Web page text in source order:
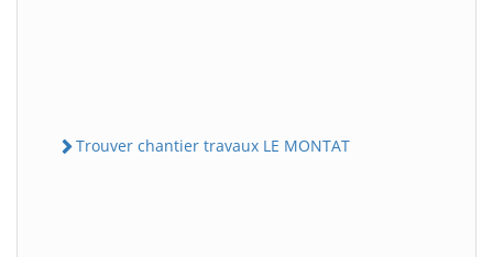
Trouver chantier travaux LE MONTAT